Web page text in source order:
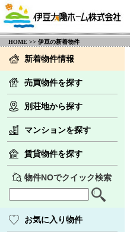
HOME >> 伊豆の新着物件
新着物件情報
売買物件を探す
別荘地から探す
マンションを探す
賃貸物件を探す
物件NOでクイック検索
お気に入り物件